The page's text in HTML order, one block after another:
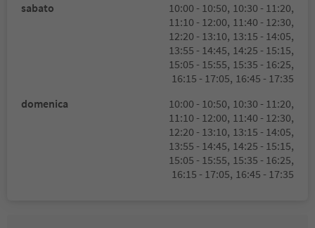
sabato
10:00 - 10:50, 10:30 - 11:20,
11:10 - 12:00, 11:40 - 12:30,
12:20 - 13:10, 13:15 - 14:05,
13:55 - 14:45, 14:25 - 15:15,
15:05 - 15:55, 15:35 - 16:25,
16:15 - 17:05, 16:45 - 17:35
domenica
10:00 - 10:50, 10:30 - 11:20,
11:10 - 12:00, 11:40 - 12:30,
12:20 - 13:10, 13:15 - 14:05,
13:55 - 14:45, 14:25 - 15:15,
15:05 - 15:55, 15:35 - 16:25,
16:15 - 17:05, 16:45 - 17:35